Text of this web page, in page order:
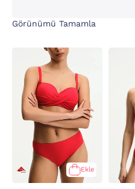
Görünümü Tamamla
Ekle